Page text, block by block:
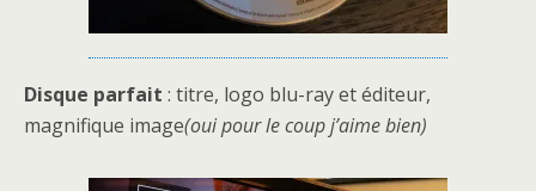
Disque parfait : titre, logo blu-ray et éditeur,
magnifique image(oui pour le coup j’aime bien)